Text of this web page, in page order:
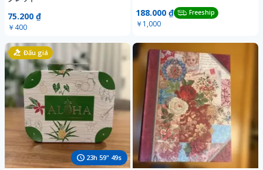
75.200 ₫
￥400
188.000 ₫ Freeship
￥1,000
23h 59" 46s
Đấu giá